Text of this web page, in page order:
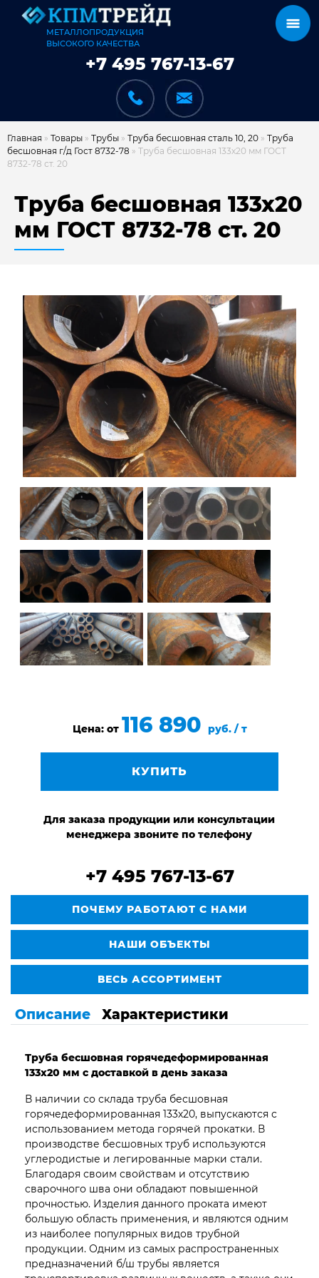
МЕТАЛЛОПРОДУКЦИЯ
ВЫСОКОГО КАЧЕСТВА
+7 495 767-13-67
ДОСТАВКА И ОПЛАТА
НАШИ ОБЪЕКТЫ
ОТЗЫВЫ
БЛОГ
КОНТАКТЫ
Главная » Товары » Трубы » Труба бесшовная сталь 10, 20 » Труба
бесшовная г/д Гост 8732-78 » Труба бесшовная 133х20 мм ГОСТ
8732-78 ст. 20
Труба бесшовная 133х20
мм ГОСТ 8732-78 ст. 20
Цена: от 116 890 руб. / т
КУПИТЬ
Для заказа продукции или консультации
менеджера звоните по телефону
+7 495 767-13-67
ПОЧЕМУ РАБОТАЮТ С НАМИ
НАШИ ОБЪЕКТЫ
ВЕСЬ АССОРТИМЕНТ
Описание Характеристики
Труба бесшовная горячедеформированная
133х20 мм с доставкой в день заказа
В наличии со склада труба бесшовная
горячедеформированная 133х20, выпускаются с
использованием метода горячей прокатки. В
производстве бесшовных труб используются
углеродистые и легированные марки стали.
Благодаря своим свойствам и отсутствию
сварочного шва они обладают повышенной
прочностью. Изделия данного проката имеют
большую область применения, и являются одним
из наиболее популярных видов трубной
продукции. Одним из самых распространенных
предназначений б/ш трубы является